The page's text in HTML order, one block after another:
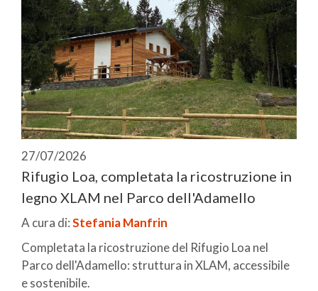
27/07/2026
Rifugio Loa, completata la ricostruzione in
legno XLAM nel Parco dell'Adamello
A cura di:Stefania Manfrin
Completata la ricostruzione del Rifugio Loa nel
Parco dell'Adamello: struttura in XLAM, accessibile
e sostenibile.